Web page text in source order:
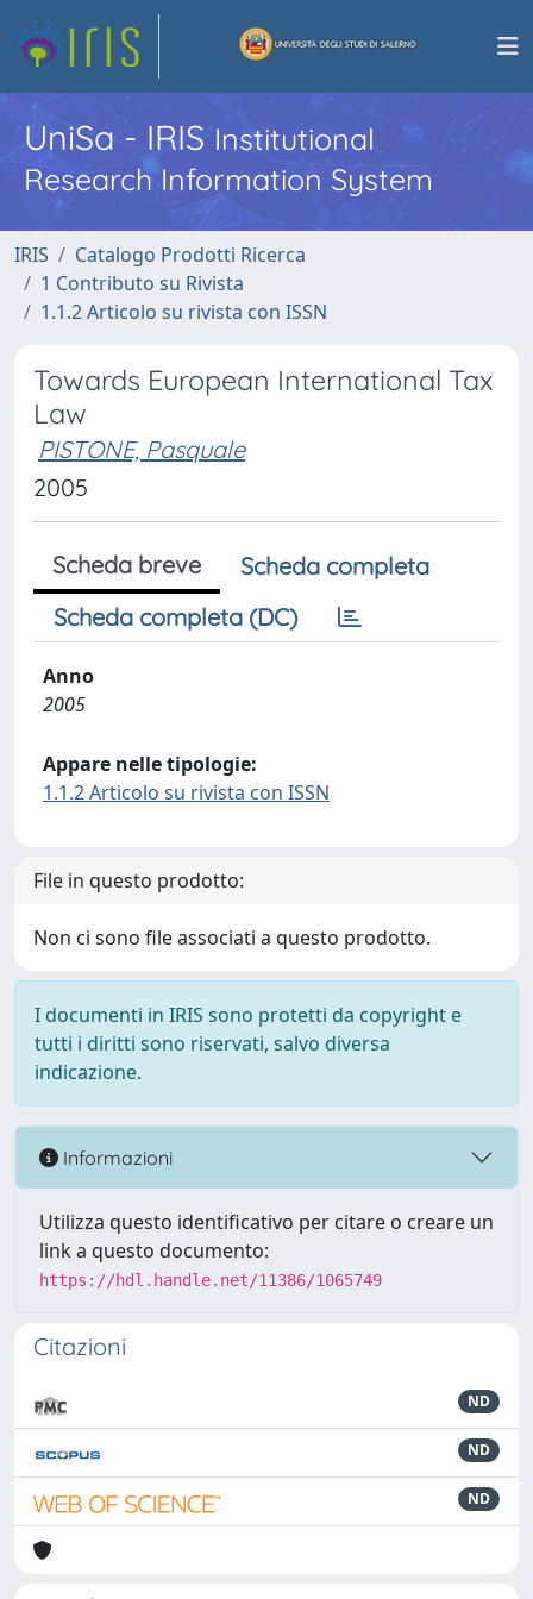
UniSa - IRISInstitutional
Research Information System
IRIS
Catalogo Prodotti Ricerca
1 Contributo su Rivista
1.1.2 Articolo su rivista con ISSN
Towards European International Tax
Law
PISTONE, Pasquale
2005
Scheda breve
Scheda completa
Scheda completa (DC)
Anno
2005
Appare nelle tipologie:
1.1.2 Articolo su rivista con ISSN
File in questo prodotto:
Non ci sono file associati a questo prodotto.
I documenti in IRIS sono protetti da copyright e
tutti i diritti sono riservati, salvo diversa
indicazione.
Informazioni
Utilizza questo identificativo per citare o creare un
link a questo documento:
https://hdl.handle.net/11386/1065749
Citazioni
ND
ND
ND